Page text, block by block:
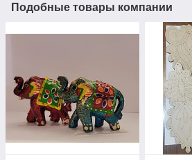
Подобные товары компании